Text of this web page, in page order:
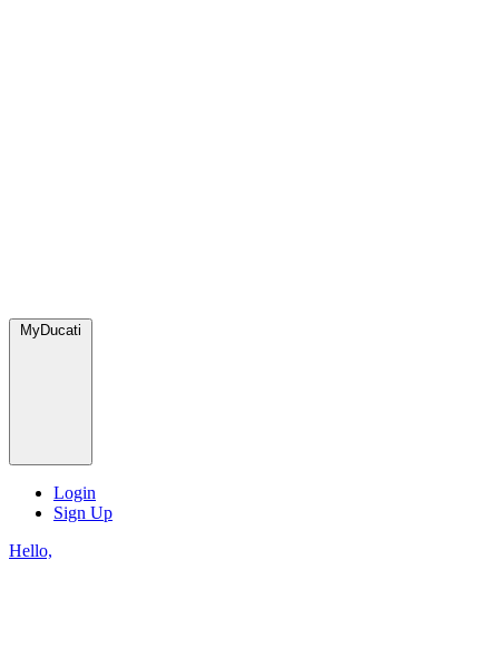
MyDucati
Login
Sign Up
Hello,